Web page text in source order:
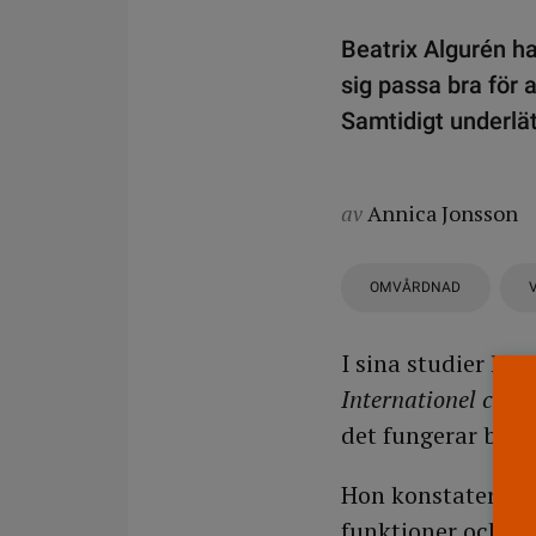
Beatrix Algurén
sig passa bra för
Samtidigt
avAnnica Jonsson
OMVÅRDNAD
I sina studier
Internationel
det fungerar bra i
Hon konstaterar